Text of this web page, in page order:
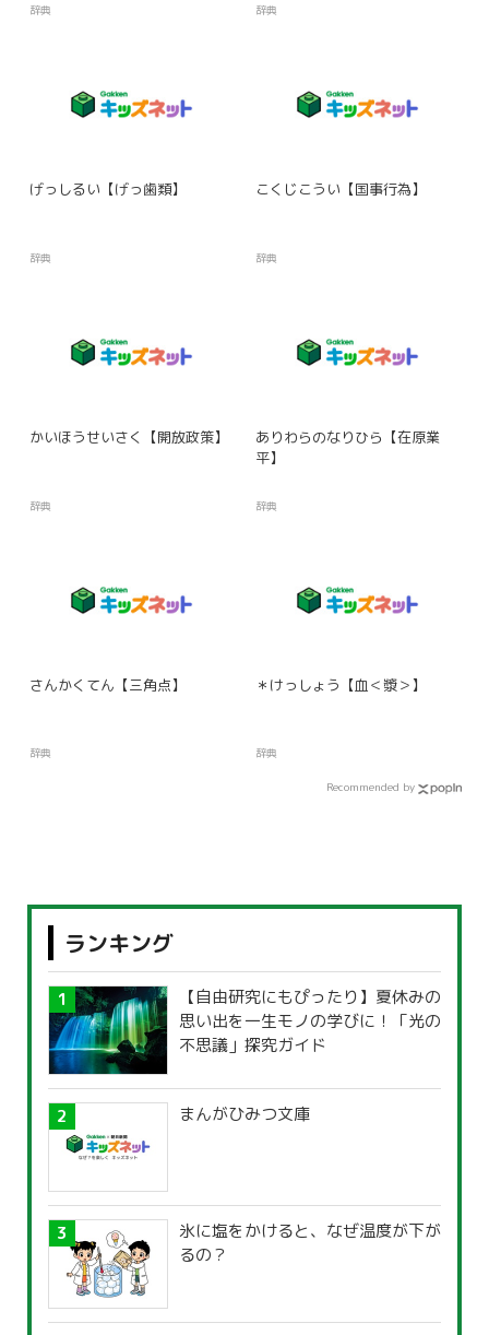
辞典 辞典
げっしるい【げっ歯類】
辞典
こくじこうい【国事行為】
辞典
かいほうせいさく【開放政策】
辞典
ありわらのなりひら【在原業
平】
辞典
さんかくてん【三角点】
辞典
＊けっしょう【血＜漿＞】
辞典
Recommended by
ランキング
【自由研究にもぴったり】夏休みの
思い出を一生モノの学びに！「光の
不思議」探究ガイド
まんがひみつ文庫
氷に塩をかけると、なぜ温度が下が
るの？